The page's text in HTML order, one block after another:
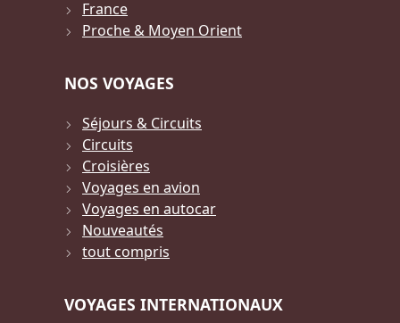
France
Proche & Moyen Orient
NOS VOYAGES
Séjours & Circuits
Circuits
Croisières
Voyages en avion
Voyages en autocar
Nouveautés
tout compris
VOYAGES INTERNATIONAUX